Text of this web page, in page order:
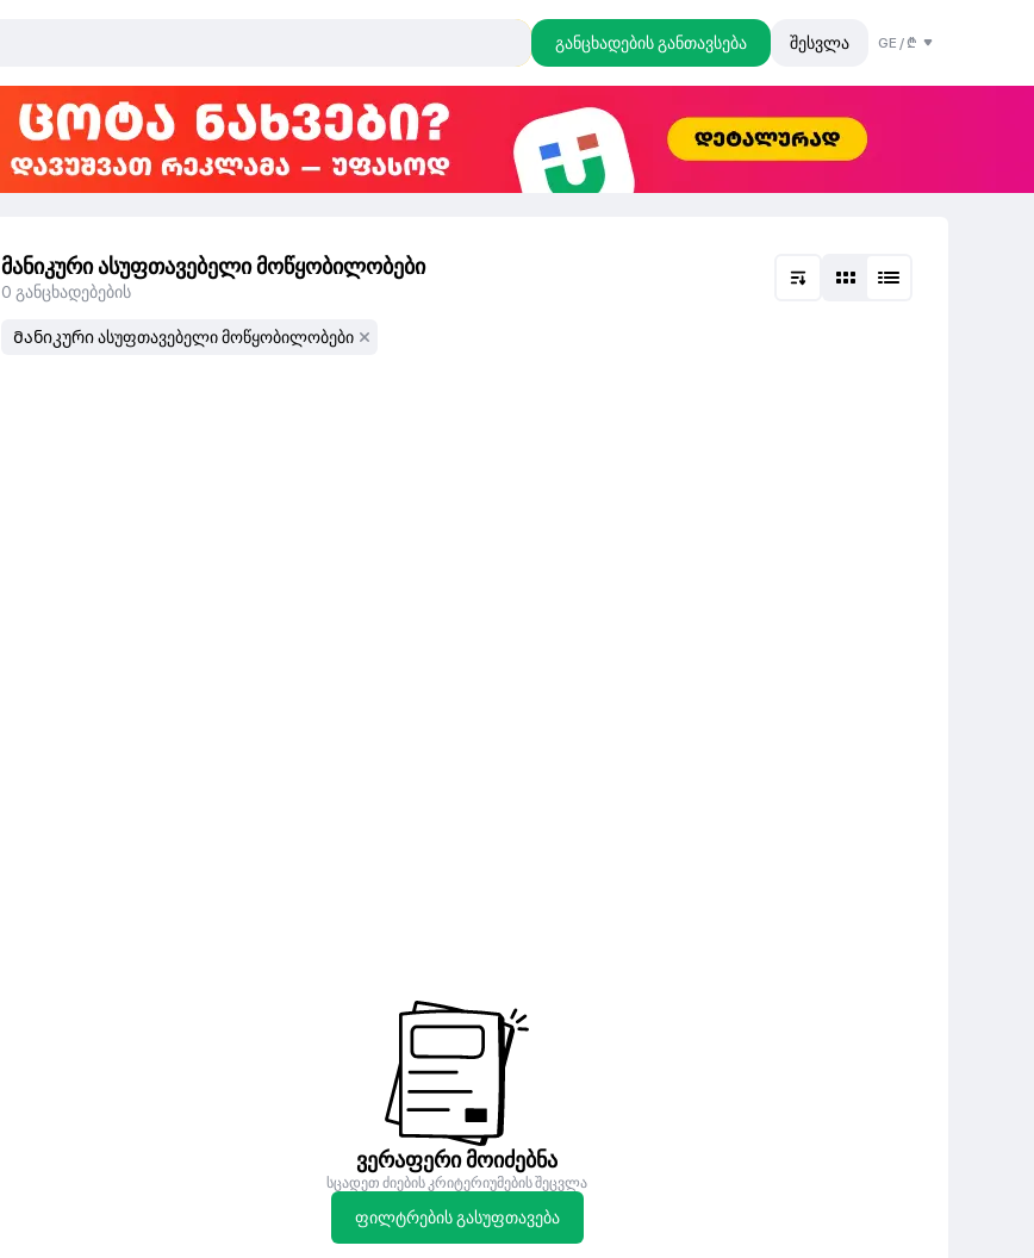
განცხადების განთავსება შესვლა GE /₾
მანიკური ასუფთავებელი მოწყობილობები
0 განცხადებების
Მანიკური ასუფთავებელი მოწყობილობები
ვერაფერი მოიძებნა
სცადეთ ძიების კრიტერიუმების შეცვლა
ფილტრების გასუფთავება